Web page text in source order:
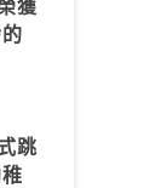
獲
跳